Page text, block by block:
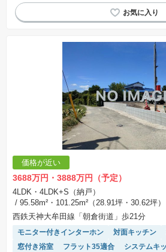
価格が近い
3688万円・3888万円（予定）
4LDK・4LDK+S（納戸）
/ 95.58m²・101.25m²（28.91坪・30.62坪）
西鉄天神大牟田線「朝倉街道」歩21分
モニター付きインターホン 対面キッチン
窓付き浴室
フラット35適合 システムキ